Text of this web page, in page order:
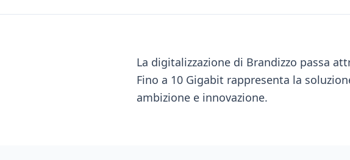
La digitalizzazione di Brandizzo passa
Fino a 10 Gigabit rappresenta la
ambizione e innovazione.